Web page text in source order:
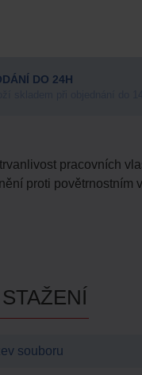
DO 24H
pracovních
proti povětrnostním
souboru